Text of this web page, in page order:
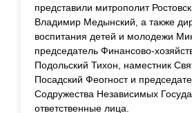
представили митрополит
Владимир Медынский, а также
воспитания детей и молодежи
председатель Финансово-
Подольский Тихон, наместник
Посадский Феогност и
Содружества Независимых
ответственные лица.